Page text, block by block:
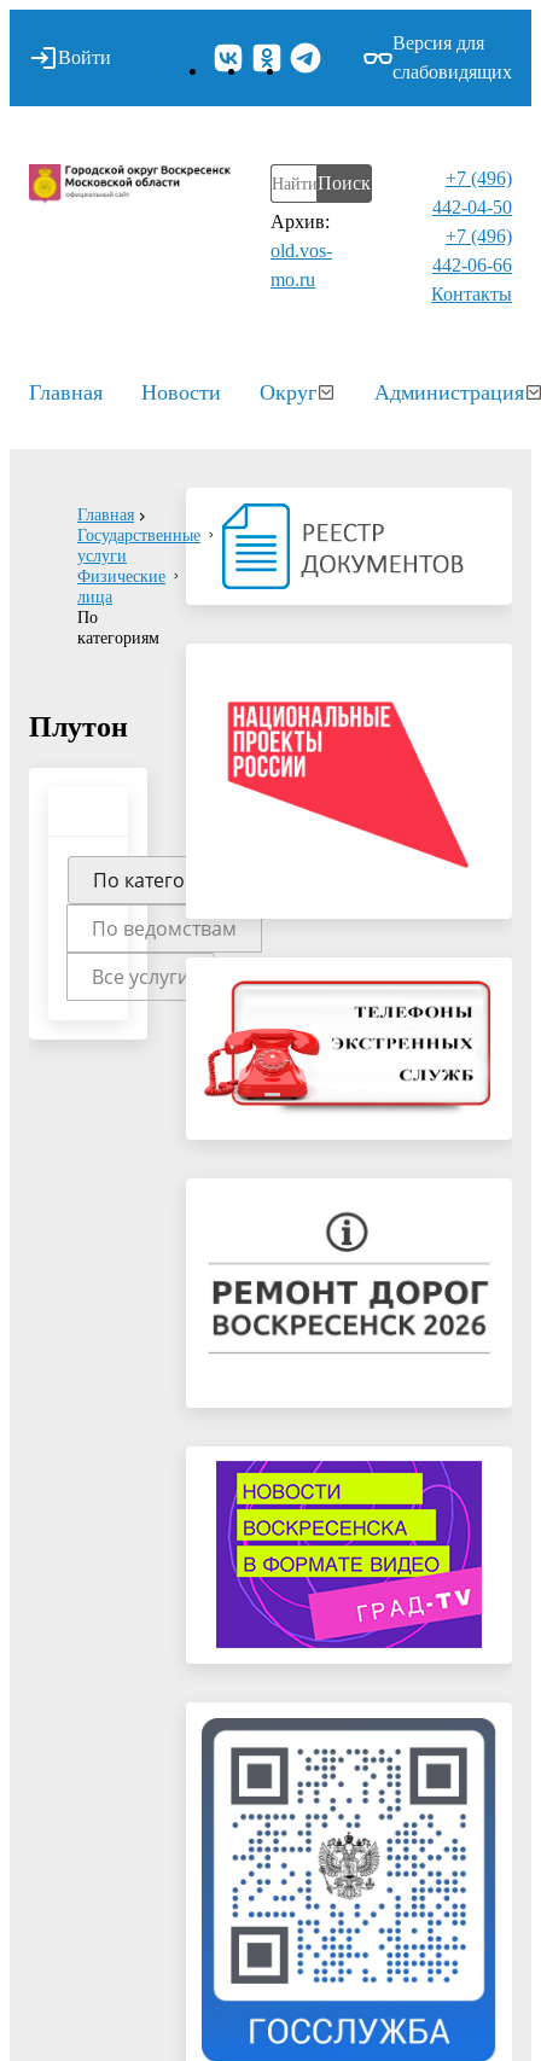
Войти
Версия для
слабовидящих
Поиск
Архив:
old.vos-
mo.ru
+7 (496)
442-04-50
+7 (496)
442-06-66
Контакты⁠
Главная Новости Округ Администрация
Главная
Государственные
услуги
Физические
лица
По
категориям
Плутон
По категориям
По ведомствам
Все услуги